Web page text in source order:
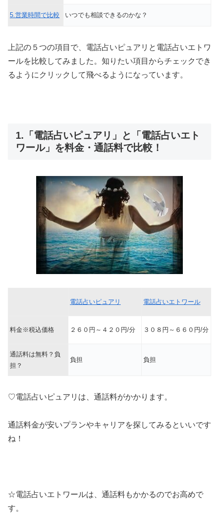
5.営業時間で比較 いつでも相談できるのかな？
上記の５つの項目で、電話占いピュアリと電話占いエトワ
ールを比較してみました。知りたい項目からチェックでき
るようにクリックして飛べるようになっています。
1.「電話占いピュアリ」と「電話占いエト
ワール」を料金・通話料で比較！
電話占いピュアリ 電話占いエトワール
料金※税込価格 ２６０円～４２０円/分 ３０８円～６６０円/分
通話料は無料？負
担？
負担 負担
♡電話占いピュアリは、通話料がかかります。
通話料金が安いプランやキャリアを探してみるといいです
ね！
☆電話占いエトワールは、通話料もかかるのでお高めで
す。